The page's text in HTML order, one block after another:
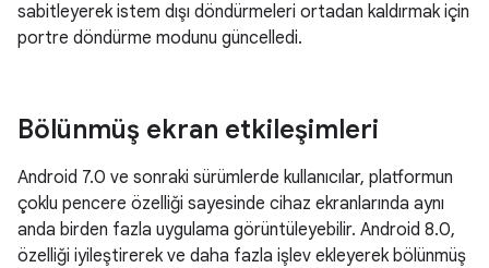
sabitleyerek istem dışı döndürmeleri ortadan kaldırmak için
portre döndürme modunu güncelledi.
Bölünmüş ekran etkileşimleri
Android 7.0 ve sonraki sürümlerde kullanıcılar, platformun
çoklu pencere özelliği sayesinde cihaz ekranlarında aynı
anda birden fazla uygulama görüntüleyebilir. Android 8.0,
özelliği iyileştirerek ve daha fazla işlev ekleyerek bölünmüş